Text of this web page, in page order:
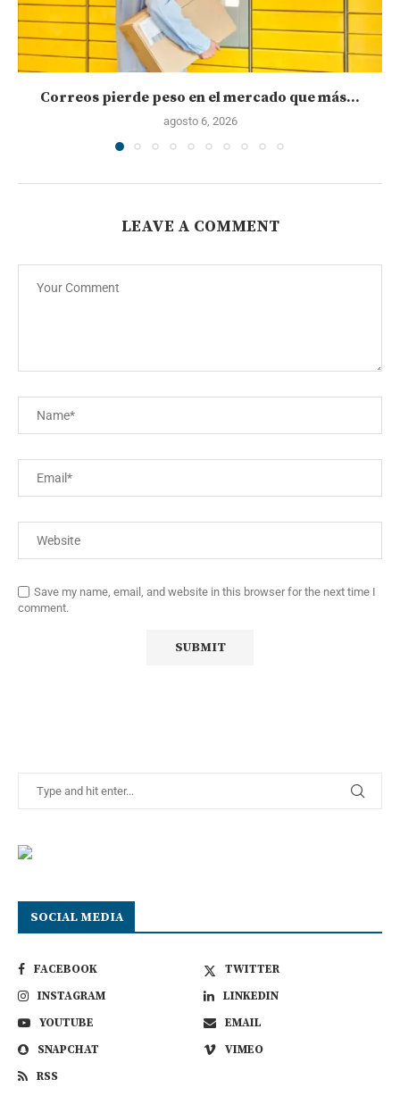
Correos pierde peso en el mercado que más...
agosto 6, 2026
LEAVE A COMMENT
Save my name, email, and website in this browser for the next time I
comment.
SOCIAL MEDIA
FACEBOOK
TWITTER
INSTAGRAM
LINKEDIN
YOUTUBE
EMAIL
SNAPCHAT
VIMEO
RSS